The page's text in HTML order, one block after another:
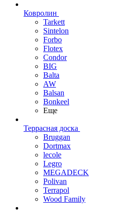
Ковролин
Tarkett
Sintelon
Forbo
Flotex
Condor
BIG
Balta
AW
Balsan
Bonkeel
Еще
Террасная доска
Bruggan
Dortmax
lecole
Legro
MEGADECK
Polivan
Terrapol
Wood Family